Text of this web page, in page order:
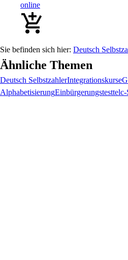
online
Deutsch
Ähnliche Themen
Deutsch SelbstzahlerIntegrationskurse
AlphabetisierungEinbürgerungstesttelc-